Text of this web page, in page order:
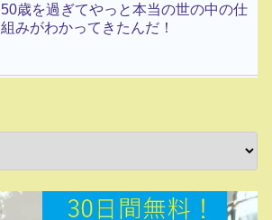
50歳を過ぎてやっと本当の世の中の仕
組みがわかってきたんだ！